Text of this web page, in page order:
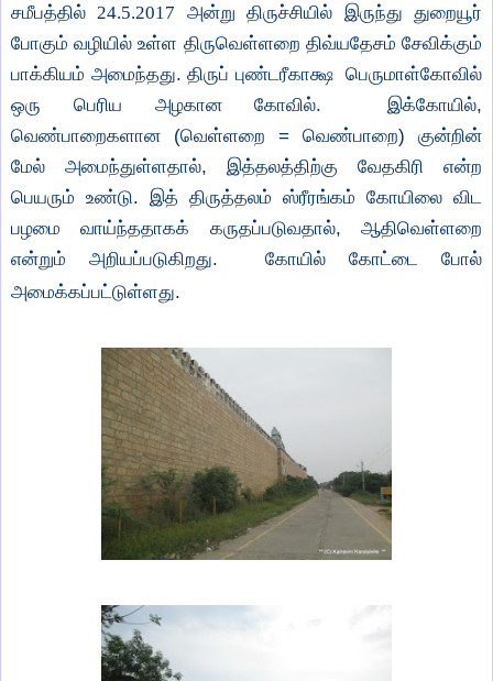
சமீபத்தில்24.5.2017 அன்று திருச்சியில் இருந்து துறையூர்
போகும் வழியில் உள்ள திருவெள்ளறை திவ்யதேசம் சேவிக்கும்
பாக்கியம் அமைந்தது. திருப் புண்டரீகாக்ஷ பெருமாள்கோவில்
ஒரு பெரிய அழகான கோவில். இக்கோயில்,
வெண்பாறைகளான (வெள்ளறை = வெண்பாறை) குன்றின்
மேல் அமைந்துள்ளதால், இத்தலத்திற்கு வேதகிரி என்ற
பெயரும் உண்டு. இத் திருத்தலம் ஸ்ரீரங்கம் கோயிலை விட
பழமை வாய்ந்ததாகக் கருதப்படுவதால், ஆதிவெள்ளறை
என்றும் அறியப்படுகிறது. கோயில் கோட்டை போல்
அமைக்கப்பட்டுள்ளது.